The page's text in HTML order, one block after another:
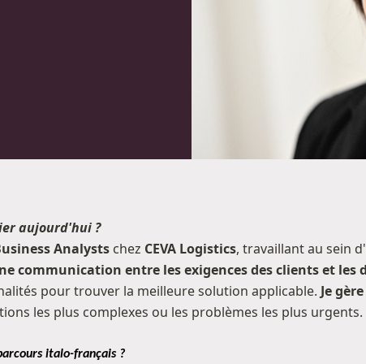
aujourd'hui ?
Analysts chez CEVA Logistics, travaillant au sein
communication entre les exigences des clients et les
pour trouver la meilleure solution applicable. Je
les plus complexes ou les problèmes les plus urgents.
italo-français ?